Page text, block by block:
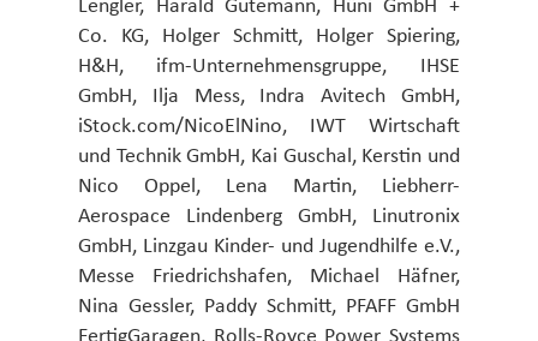
Co. KG, Holger Schmitt, Holger Spiering,
H&H, ifm-Unternehmensgruppe, IHSE
GmbH, Ilja Mess, Indra Avitech GmbH,
iStock.com/NicoElNino, IWT Wirtschaft
und Technik GmbH, Kai Guschal, Kerstin und
Nico Oppel, Lena Martin, Liebherr-
Aerospace Lindenberg GmbH, Linutronix
GmbH, Linzgau Kinder- und Jugendhilfe e.V.,
Messe Friedrichshafen, Michael Häfner,
Nina Gessler, Paddy Schmitt, PFAFF GmbH
FertigGaragen, Rolls-Royce Power Systems